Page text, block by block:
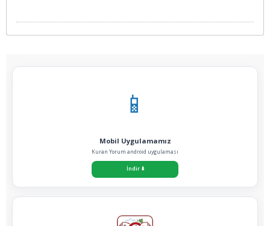
📱
Mobil Uygulamamız
Kuran Yorum android uygulaması
İndir⬇️